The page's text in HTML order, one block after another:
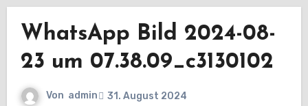
WhatsApp Bild 2024-08-
23 um 07.38.09_c3130102
Von admin 31. August 2024